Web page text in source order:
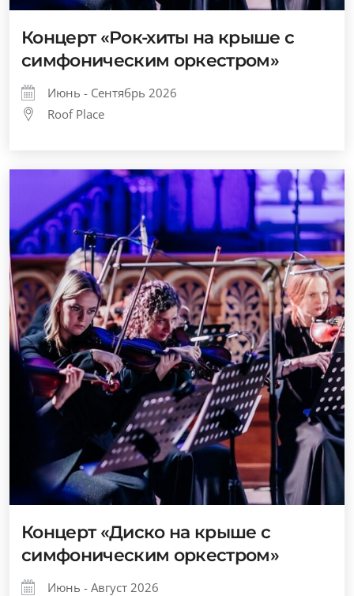
Концерт «Рок-хиты на крыше с
симфоническим оркестром»
Июнь - Сентябрь 2026
Roof Place
Концерт «Диско на крыше с
симфоническим оркестром»
Июнь - Август 2026